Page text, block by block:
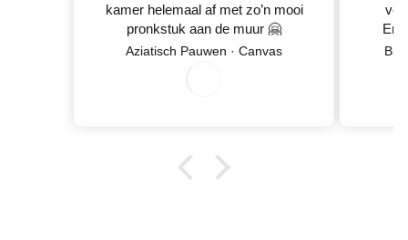
kamer helemaal af met zo’n mooi
pronkstuk aan de muur 🤗
Aziatisch Pauwen · Canvas
En